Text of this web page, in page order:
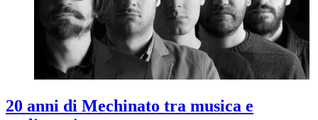
20 anni di Mechinato tra musica e